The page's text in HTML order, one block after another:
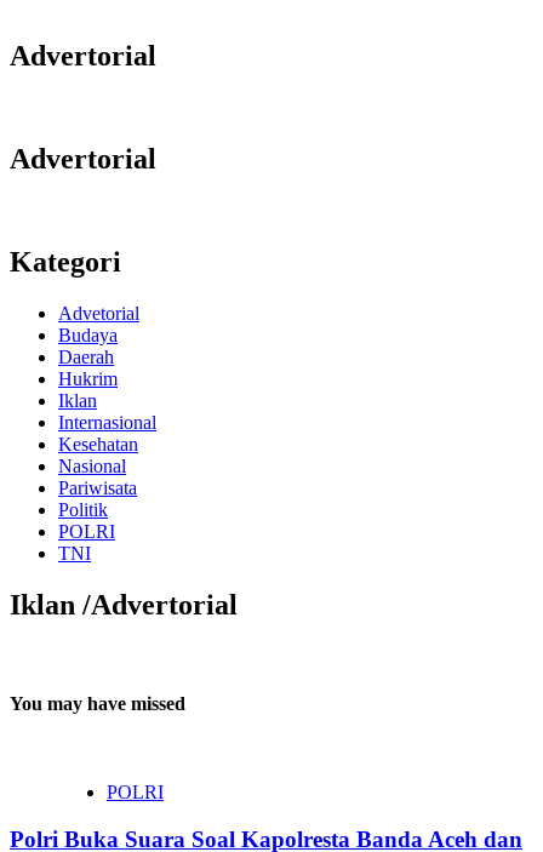
Advertorial
Advertorial
Kategori
Advetorial
Budaya
Daerah
Hukrim
Iklan
Internasional
Kesehatan
Nasional
Pariwisata
Politik
POLRI
TNI
Iklan /Advertorial
You may have missed
POLRI
Polri Buka Suara Soal Kapolresta Banda Aceh dan